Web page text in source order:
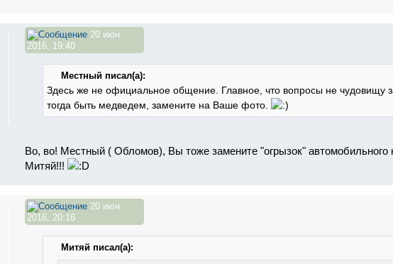
20 июн
2016, 19:40
Местный писал(а):
Здесь же не официальное общение. Главное, что вопросы не чудовищу
тогда быть медведем, замените на Ваше фото.
Во, во! Местный ( Обломов), Вы тоже замените "огрызок"
Митяй!!!
20 июн
2016, 20:16
Митяй писал(а):